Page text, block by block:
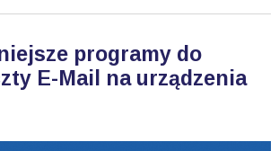
programy do
E-Mail na urządzenia